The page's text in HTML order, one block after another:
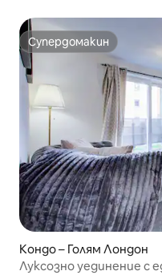
Супердомакин
Супердомакин
Кондо – Голям Лондон
Луксозно уединение с